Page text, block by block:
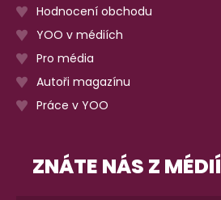
Hodnocení obchodu
YOO v médiích
Pro média
Autoři magazínu
Práce v YOO
ZNÁTE NÁS Z MÉDIÍ